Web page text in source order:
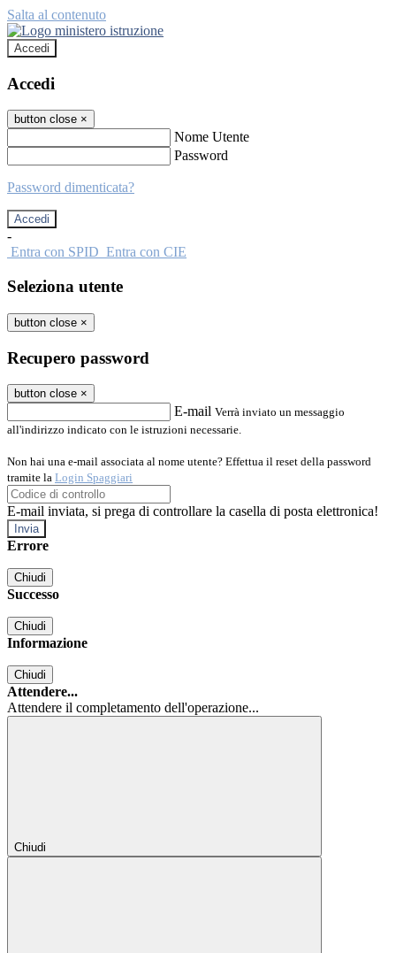
Salta al contenuto
Accedi
Accedi
button close ×
Nome Utente
Password
Password dimenticata?
-
Entra con SPID Entra con CIE
Seleziona utente
button close ×
Recupero password
button close ×
E-mail Verrà inviato un messaggio
all'indirizzo indicato con le istruzioni necessarie.
Non hai una e-mail associata al nome utente? Effettua il reset della password
tramite la Login Spaggiari
E-mail inviata, si prega di controllare la casella di posta elettronica!
Errore
Chiudi
Successo
Chiudi
Informazione
Chiudi
Attendere...
Attendere il completamento dell'operazione...
Chiudi